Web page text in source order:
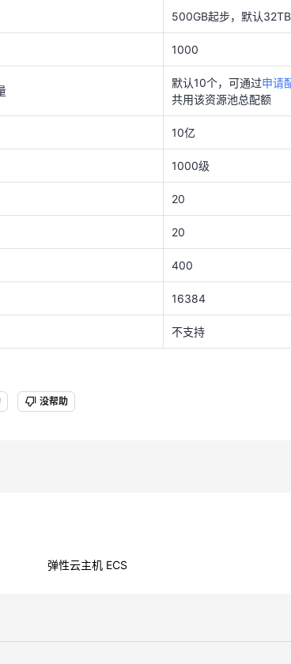
共用该资源池总配额
10亿
1000级
20
20
400
不支持
500GB起步，默认
1000
默认10个，可通过申请
共用该资源池总配额
10亿
1000级
20
20
400
16384
不支持
没帮助
弹性云主机 ECS